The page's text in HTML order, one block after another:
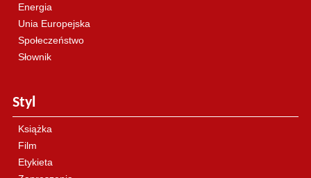
Energia
Unia Europejska
Społeczeństwo
Słownik
Styl
Książka
Film
Etykieta